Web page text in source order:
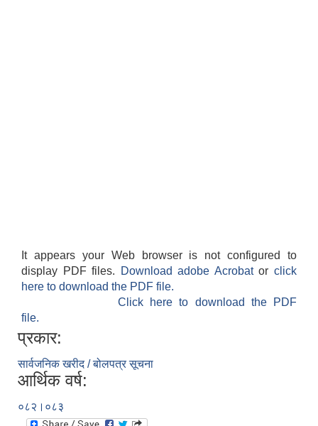
It appears your Web browser is not configured to
display PDF files.
Download adobe Acrobatorclick
here to download the PDF file.
Click here to download the PDF
file.
प्रकार:
सार्वजनिक खरीद / बोलपत्र सूचना
आर्थिक वर्ष:
०८२।०८३